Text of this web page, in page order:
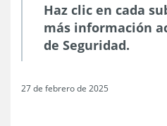
Haz clic en cada
más información
de Seguridad.
27 de febrero de 2025